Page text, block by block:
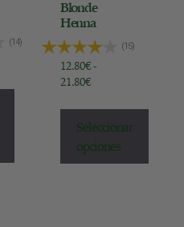
(14)
Blonde
Henna
(15)
12.80€-
21.80€
Seleccionar
opciones